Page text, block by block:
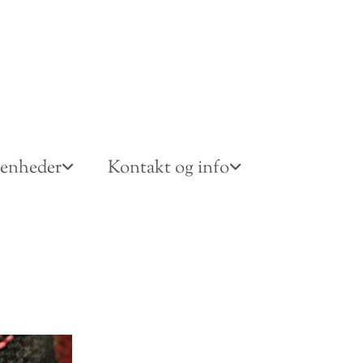
Kontakt og info